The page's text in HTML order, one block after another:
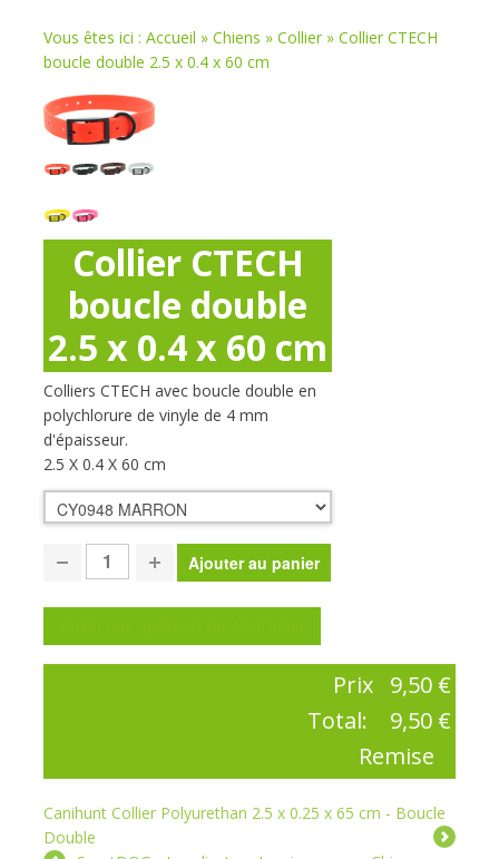
Vous êtes ici : Accueil » Chiens » Collier » Collier CTECH
boucle double 2.5 x 0.4 x 60 cm
Collier CTECH
boucle double
2.5 x 0.4 x 60 cm
Colliers CTECH avec boucle double en
polychlorure de vinyle de 4 mm
d'épaisseur.
2.5 X 0.4 X 60 cm
Prix 9,50 €
Total:
9,50 €
Remise
Canihunt Collier Polyurethan 2.5 x 0.25 x 65 cm - Boucle
Double